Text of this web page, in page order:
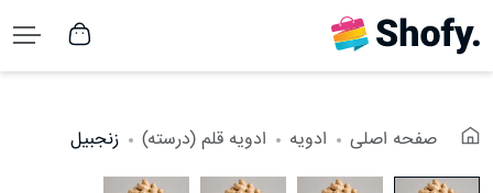
صفحه اصلی ادویه ادویه قلم (درسته) زنجبیل